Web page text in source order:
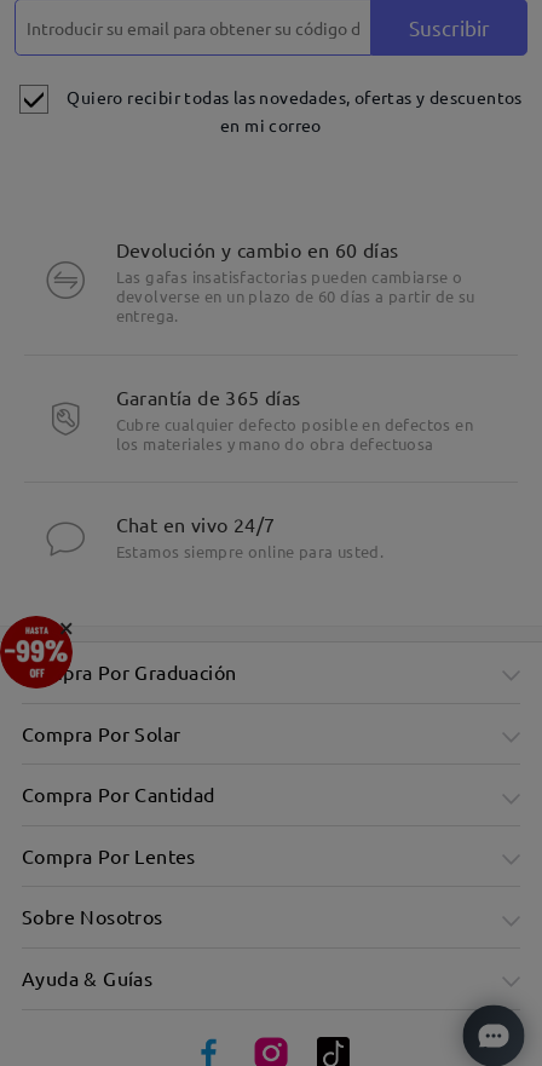
Suscribir
Quiero recibir todas las novedades, ofertas y descuentos
en mi correo
Devolución y cambio en 60 días
Las gafas insatisfactorias pueden cambiarse o
devolverse en un plazo de 60 días a partir de su
entrega.
Garantía de 365 días
Cubre cualquier defecto posible en defectos en
los materiales y mano do obra defectuosa
Chat en vivo 24/7
Estamos siempre online para usted.
Compra Por Graduación
Compra Por Solar
Compra Por Cantidad
Compra Por Lentes
Sobre Nosotros
Ayuda & Guías
×